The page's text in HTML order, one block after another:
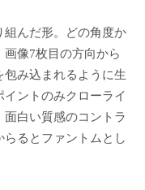
組んだ形。どの角度か
像7枚目の方向から
包み込まれるように生
ントのみクローライ
面白い質感のコントラ
るとファントムとし